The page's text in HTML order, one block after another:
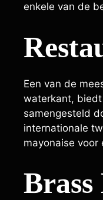
enkele van de
Een van de
waterkant,
samengesteld
internationale
mayonaise voor
Brass